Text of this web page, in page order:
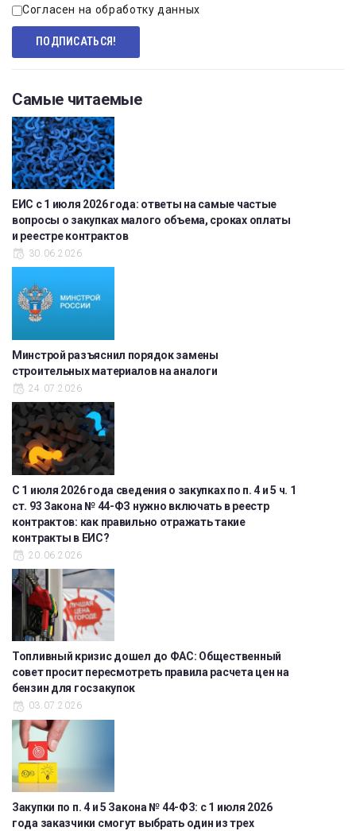
Согласен на обработку данных
Самые читаемые
ЕИС с 1 июля 2026 года: ответы на самые частые
вопросы о закупках малого объема, сроках оплаты
и реестре контрактов
30.06.2026
Минстрой разъяснил порядок замены
строительных материалов на аналоги
24.07.2026
С 1 июля 2026 года сведения о закупках по п. 4 и 5 ч. 1
ст. 93 Закона № 44-ФЗ нужно включать в реестр
контрактов: как правильно отражать такие
контракты в ЕИС?
20.06.2026
Топливный кризис дошел до ФАС: Общественный
совет просит пересмотреть правила расчета цен на
бензин для госзакупок
03.07.2026
Закупки по п. 4 и 5 Закона № 44-ФЗ: с 1 июля 2026
года заказчики смогут выбрать один из трех